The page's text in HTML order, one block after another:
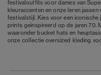
festivaloutfits voor dames van
kleuraccenten en onze leren
festivalstijl. Kies voor een
prints geïnspireerd op de jaren 70.
waaronder bucket hats en
onze collectie oversized kleding